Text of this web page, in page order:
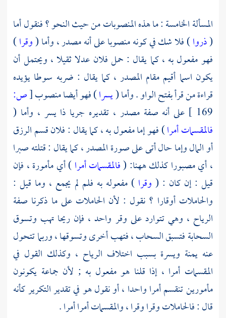
المسألة الخامسة : ما هذه المنصوبات من حيث النحو ؟ فنقول أما
(ذروا) فلا شك في كونه منصوبا على أنه مصدر ، وأما (وقرا)
فهو مفعول به ، كما يقال : حمل فلان عدلا ثقيلا ، ويحتمل أن
يكون اسما أقيم مقام المصدر ، كما يقال : ضربه سوطا يؤيده
قراءة من قرأ بفتح الواو . وأما (يسرا) فهو أيضا منصوب[ص:
169 ]
على أنه صفة مصدر ، تقديره جريا ذا يسر ، وأما (
فالمقسمات أمرا) فهو إما مفعول به ، كما يقال : فلان قسم الرزق
أو المال وإما حال أتى على صورة المصدر ، كما يقال : قتلته صبرا
، أي مصبورا كذلك ههنا: (فالمقسمات أمرا) أي مأمورة ، فإن
قيل : إن كان : ( وقرا) مفعوله به فلم لم يجمع ، وما قيل :
والحاملات أوقارا ؟ نقول : لأن الحاملات على ما ذكرنا صفة
الرياح ، وهي تتوارد على وقر واحد ، فإن ريحا تهب وتسوق
السحابة فتسبق السحاب ، فتهب أخرى وتسوقها ، وربما تتحول
عنه يمنة ويسرة بسبب اختلاف الرياح ، وكذلك القول في
المقسمات أمرا ، إذا قلنا هو مفعول به ; لأن جماعة يكونون
مأمورين تنقسم أمرا واحدا ، أو نقول هو في تقدير التكرير كأنه
قال : فالحاملات وقرا وقرا ، والمقسمات أمرا أمرا .